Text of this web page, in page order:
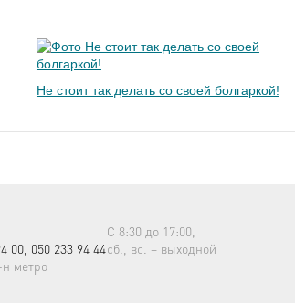
Не стоит так делать со своей болгаркой!
00, 050 233 94 44
метро
С 8:30 до 17:00,
сб., вс. – выходной